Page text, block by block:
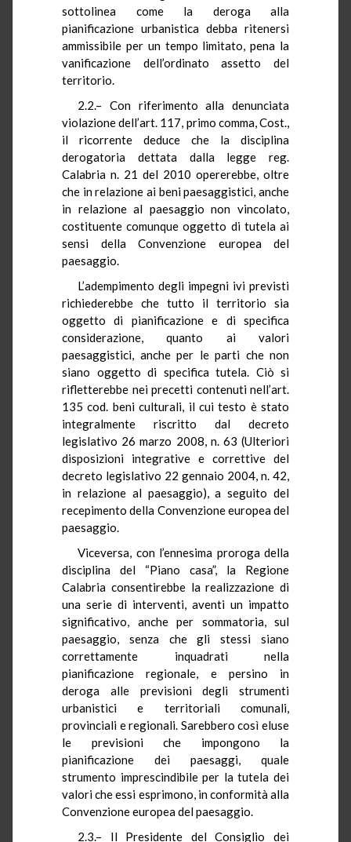
sottolinea come la deroga alla
pianificazione urbanistica debba ritenersi
ammissibile per un tempo limitato, pena la
vanificazione dell’ordinato assetto del
territorio.
2.2.– Con riferimento alla denunciata
violazione dell’art. 117, primo comma, Cost.,
il ricorrente deduce che la disciplina
derogatoria dettata dalla legge reg.
Calabria n. 21 del 2010 opererebbe, oltre
che in relazione ai beni paesaggistici, anche
in relazione al paesaggio non vincolato,
costituente comunque oggetto di tutela ai
sensi della Convenzione europea del
paesaggio.
L’adempimento degli impegni ivi previsti
richiederebbe che tutto il territorio sia
oggetto di pianificazione e di specifica
considerazione, quanto ai valori
paesaggistici, anche per le parti che non
siano oggetto di specifica tutela. Ciò si
rifletterebbe nei precetti contenuti nell’art.
135 cod. beni culturali, il cui testo è stato
integralmente riscritto dal decreto
legislativo 26 marzo 2008, n. 63 (Ulteriori
disposizioni integrative e correttive del
decreto legislativo 22 gennaio 2004, n. 42,
in relazione al paesaggio), a seguito del
recepimento della Convenzione europea del
paesaggio.
Viceversa, con l’ennesima proroga della
disciplina del “Piano casa”, la Regione
Calabria consentirebbe la realizzazione di
una serie di interventi, aventi un impatto
significativo, anche per sommatoria, sul
paesaggio, senza che gli stessi siano
correttamente inquadrati nella
pianificazione regionale, e persino in
deroga alle previsioni degli strumenti
urbanistici e territoriali comunali,
provinciali e regionali. Sarebbero così eluse
le previsioni che impongono la
pianificazione dei paesaggi, quale
strumento imprescindibile per la tutela dei
valori che essi esprimono, in conformità alla
Convenzione europea del paesaggio.
2.3.– Il Presidente del Consiglio dei